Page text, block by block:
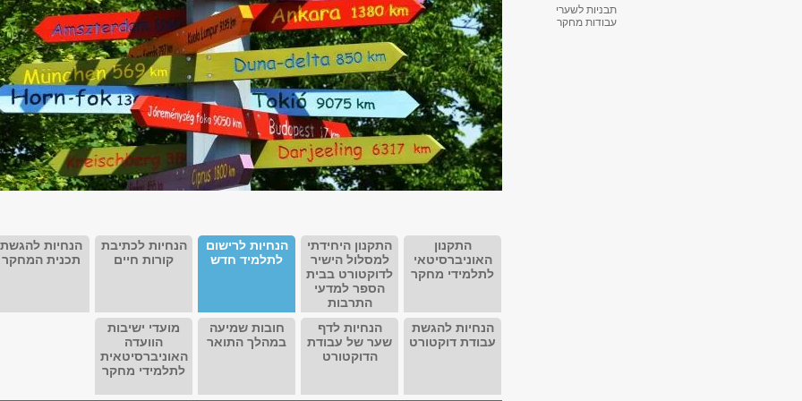
תבניות לשערי
עבודות מחקר
התקנון
האוניברסיטאי
לתלמידי מחקר
התקנון היחידתי
למסלול הישיר
לדוקטורט בבית
הספר למדעי
התרבות
הנחיות לרישום
לתלמיד חדש
הנחיות לכתיבת
קורות חיים
הנחיות להגשת
תכנית המחקר
הנחיות להגשת
עבודת דוקטורט
הנחיות לדף
שער של עבודת
הדוקטורט
חובות שמיעה
במהלך התואר
מועדי ישיבות
הוועדה
האוניברסיטאית
לתלמידי מחקר